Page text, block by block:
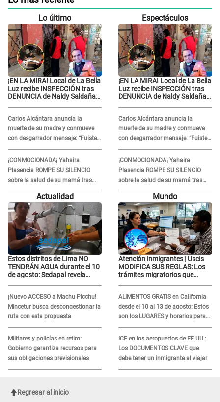
Lo último
¡EN LA MIRA! Local de La Bella
Luz recibe INSPECCIÓN tras
DENUNCIA de Naldy Saldaña
Carlos Alcántara anuncia la
muerte de su madre y conmueve
con desgarrador mensaje: “Fuiste
una gran mujer”
¡CONMOCIONADA¡ Yahaira
Plasencia ROMPE SU SILENCIO
sobre la salud de su mamá tras
APARECER en centro oncológico:
“La oración tiene poder”
Espectáculos
¡EN LA MIRA! Local de La Bella
Luz recibe INSPECCIÓN tras
DENUNCIA de Naldy Saldaña
Carlos Alcántara anuncia la
muerte de su madre y conmueve
con desgarrador mensaje: “Fuiste
una gran mujer”
¡CONMOCIONADA¡ Yahaira
Plasencia ROMPE SU SILENCIO
sobre la salud de su mamá tras
APARECER en centro oncológico:
“La oración tiene poder”
Actualidad
Estos distritos de Lima NO
TENDRÁN AGUA durante el 10
de agosto: Sedapal revela
¡Nuevo ACCESO a Machu Picchu!
Mincetur busca descongestionar la
ruta con esta propuesta
Militares y policías en retiro:
Gobierno garantiza recursos para
sus obligaciones previsionales
Mundo
Atención inmigrantes | Uscis
MODIFICA SUS REGLAS: Los
trámites migratorios que
ALIMENTOS GRATIS en California
desde el 10 al 13 de agosto: Estos
son los LUGARES y horarios para
recibir la ayuda
ICE en los aeropuertos de EE.UU.:
Los DOCUMENTOS CLAVE que
debe tener un inmigrante al viajar
Regresar al inicio